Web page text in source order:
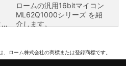
ロームの汎用16bitマイコン
ML62Q1000シリーズ を紹
介します。
す。
、ローム株式会社の商標または登録商標です。